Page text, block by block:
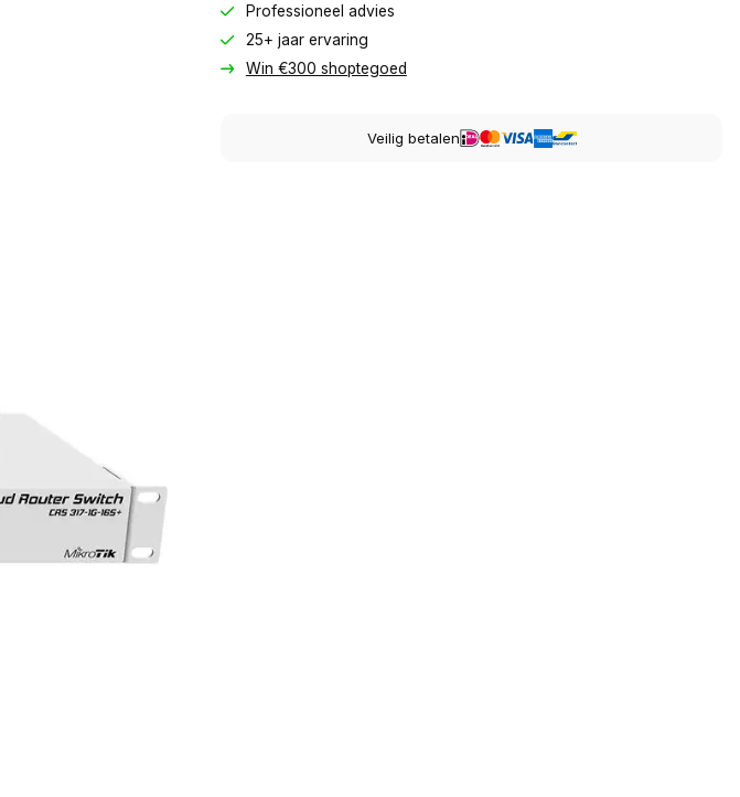
Professioneel advies
25+ jaar ervaring
Win €300 shoptegoed
Veilig betalen